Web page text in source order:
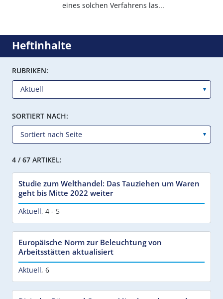
eines solchen Verfahrens las...
Heftinhalte
RUBRIKEN:
SORTIERT NACH:
4 / 67 ARTIKEL:
Studie zum Welthandel: Das Tauziehen um Waren
geht bis Mitte 2022 weiter
Aktuell, 4 - 5
Europäische Norm zur Beleuchtung von
Arbeitsstätten aktualisiert
Aktuell, 6